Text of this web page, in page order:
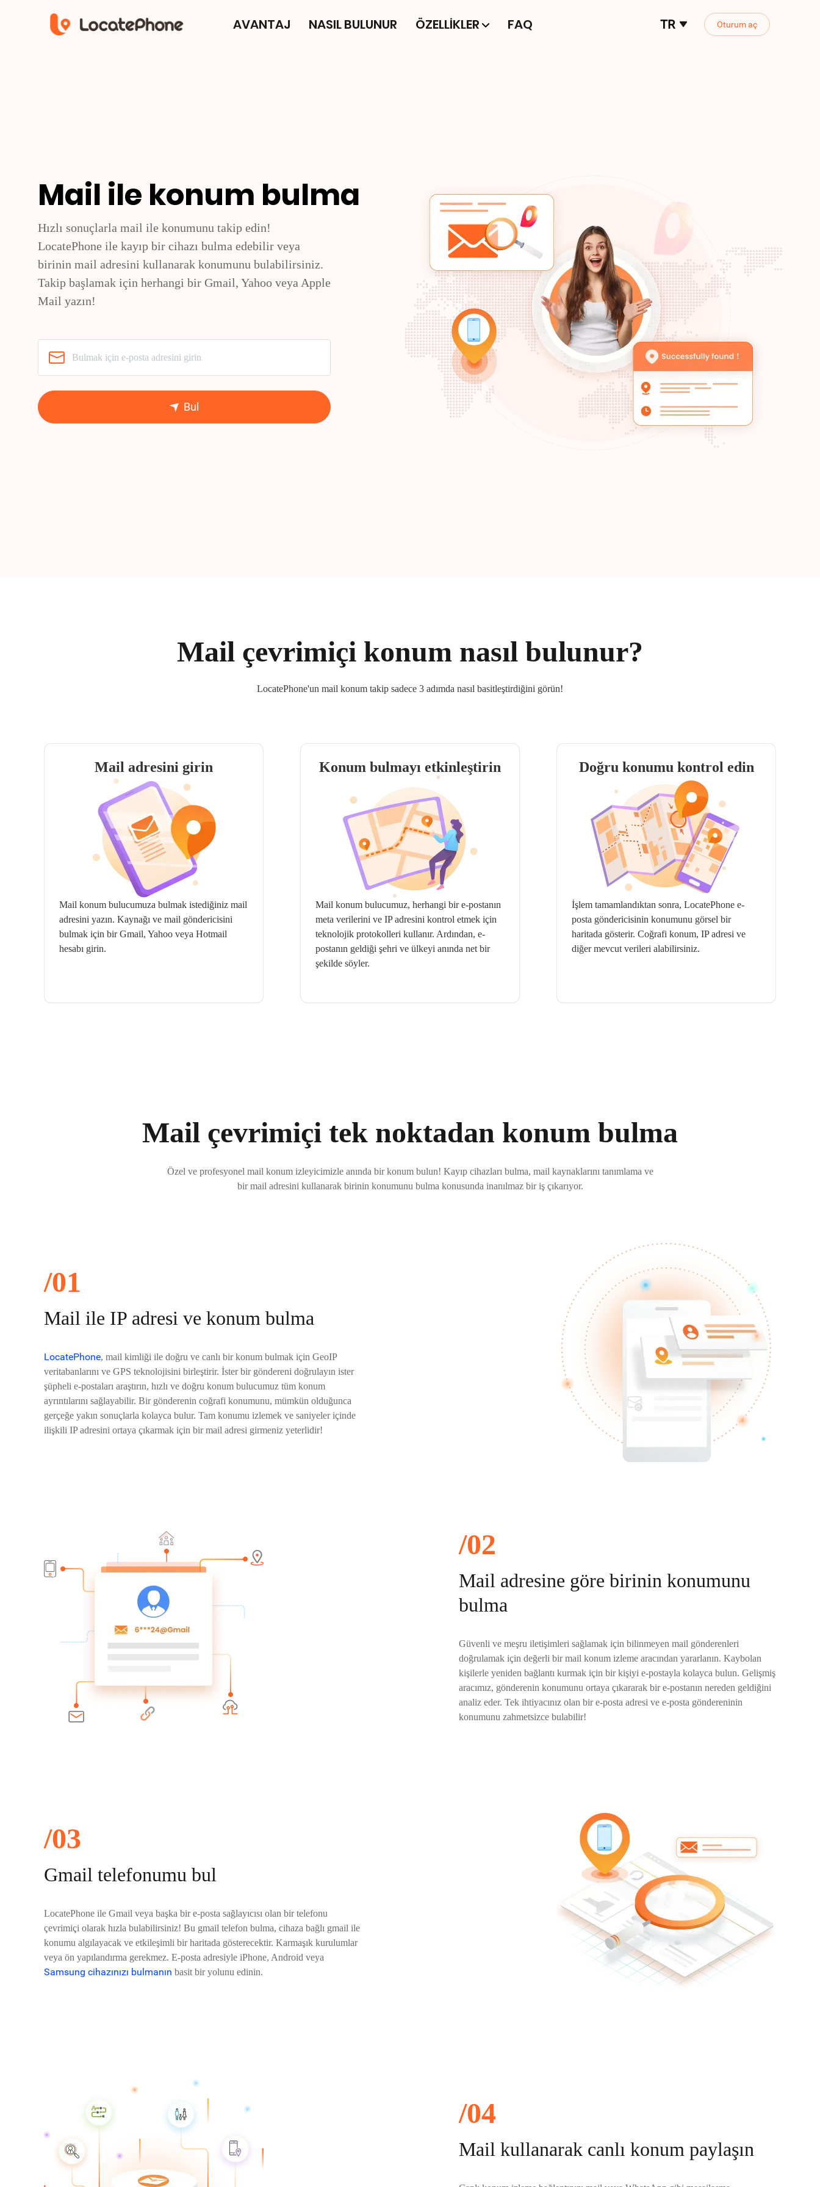
TR Oturum aç
AVANTAJ NASIL BULUNUR ÖZELLİKLER FAQ
Mail ile konum bulma
Hızlı sonuçlarla mail ile konumunu takip edin!
LocatePhone ile kayıp bir cihazı bulma edebilir veya
birinin mail adresini kullanarak konumunu bulabilirsiniz.
Takip başlamak için herhangi bir Gmail, Yahoo veya Apple
Mail yazın!
Bul
Mail çevrimiçi konum nasıl bulunur?
LocatePhone'un mail konum takip sadece 3 adımda nasıl basitleştirdiğini görün!
Mail adresini girin
Mail konum bulucumuza bulmak istediğiniz mail
adresini yazın. Kaynağı ve mail göndericisini
bulmak için bir Gmail, Yahoo veya Hotmail
hesabı girin.
Konum bulmayı etkinleştirin
Mail konum bulucumuz, herhangi bir e-postanın
meta verilerini ve IP adresini kontrol etmek için
teknolojik protokolleri kullanır. Ardından, e-
postanın geldiği şehri ve ülkeyi anında net bir
şekilde söyler.
Doğru konumu kontrol edin
İşlem tamamlandıktan sonra, LocatePhone e-
posta göndericisinin konumunu görsel bir
haritada gösterir. Coğrafi konum, IP adresi ve
diğer mevcut verileri alabilirsiniz.
Mail çevrimiçi tek noktadan konum bulma
Özel ve profesyonel mail konum izleyicimizle anında bir konum bulun! Kayıp cihazları bulma, mail kaynaklarını tanımlama ve
bir mail adresini kullanarak birinin konumunu bulma konusunda inanılmaz bir iş çıkarıyor.
/01
Mail ile IP adresi ve konum bulma
LocatePhone, mail kimliği ile doğru ve canlı bir konum bulmak için GeoIP
veritabanlarını ve GPS teknolojisini birleştirir. İster bir göndereni doğrulayın ister
şüpheli e-postaları araştırın, hızlı ve doğru konum bulucumuz tüm konum
ayrıntılarını sağlayabilir. Bir gönderenin coğrafi konumunu, mümkün olduğunca
gerçeğe yakın sonuçlarla kolayca bulur. Tam konumu izlemek ve saniyeler içinde
ilişkili IP adresini ortaya çıkarmak için bir mail adresi girmeniz yeterlidir!
/02
Mail adresine göre birinin konumunu
bulma
Güvenli ve meşru iletişimleri sağlamak için bilinmeyen mail gönderenleri
doğrulamak için değerli bir mail konum izleme aracından yararlanın. Kaybolan
kişilerle yeniden bağlantı kurmak için bir kişiyi e-postayla kolayca bulun. Gelişmiş
aracımız, gönderenin konumunu ortaya çıkararak bir e-postanın nereden geldiğini
analiz eder. Tek ihtiyacınız olan bir e-posta adresi ve e-posta göndereninin
konumunu zahmetsizce bulabilir!
/03
Gmail telefonumu bul
LocatePhone ile Gmail veya başka bir e-posta sağlayıcısı olan bir telefonu
çevrimiçi olarak hızla bulabilirsiniz! Bu gmail telefon bulma, cihaza bağlı gmail ile
konumu algılayacak ve etkileşimli bir haritada gösterecektir. Karmaşık kurulumlar
veya ön yapılandırma gerekmez. E-posta adresiyle iPhone, Android veya
Samsung cihazınızı bulmanın basit bir yolunu edinin.
/04
Mail kullanarak canlı konum paylaşın